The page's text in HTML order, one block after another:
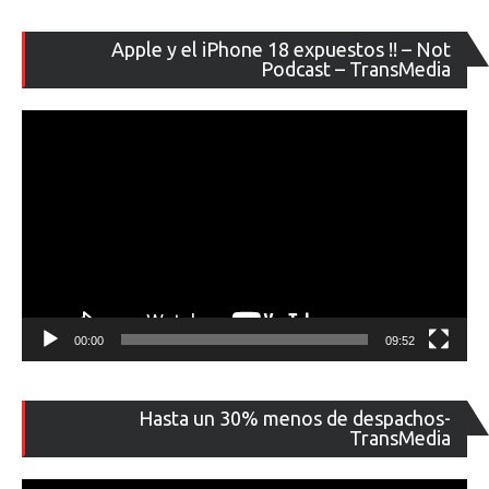
Apple y el iPhone 18 expuestos !! – Not
Podcast – TransMedia
de
00:00 09:52
Hasta un 30% menos de despachos-
TransMedia
de